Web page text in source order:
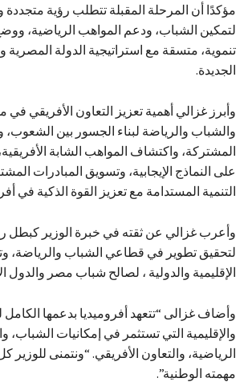
مؤكدًا أن المرحلة المقبلة تتطلب رؤية
لتمكين الشباب، ودعم المواهب الرياضية،
تنموية، متسقة مع استراتيجية الدولة المصرية
الجديدة.
وأبرز غزالي أهمية تعزيز التعاون الأفريقي في
والشباب والرياضة لبناء الجسور بين الشعوب،
المشتركة، واكتشاف المواهب الشابة
على النماذج الإيجابية، وتسويق المبادرات
التنمية المستدامة مع تعزيز القوة الذكية في
وأعرب غزالي عن ثقته في خبرة الوزير كبطل
لتحقيق تطوير في قطاعي الشباب والرياضة،
الإقليمية والدولية ، لصالح شباب مصر والدول
وأضاف غزالى “تتعهد أفروميديا بدعمها الكامل
والإقليمية التي تستثمر في إمكانيات الشباب،
الرياضية، والتعاون الأفريقي. “ونتمنى للوزير
مهمته الوطنية”.